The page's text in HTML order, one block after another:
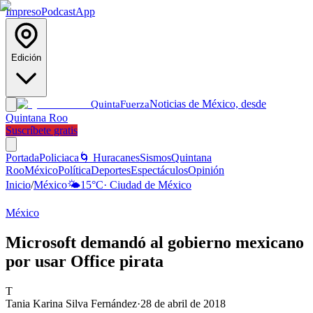
ImpresoPodcastApp
Edición
QuintaFuerzaNoticias de México, desde
Quintana Roo
Suscríbete gratis
PortadaPoliciaca 🌀 HuracanesSismosQuintana
RooMéxicoPolíticaDeportesEspectáculosOpinión
Inicio/México🌤️15°C· Ciudad de México
México
Microsoft demandó al gobierno mexicano
por usar Office pirata
T
Tania Karina Silva Fernández·28 de abril de 2018